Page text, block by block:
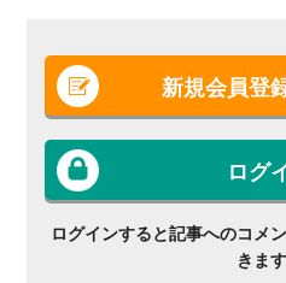
新規会員登
ログ
ログインすると記事へのコメ
きます